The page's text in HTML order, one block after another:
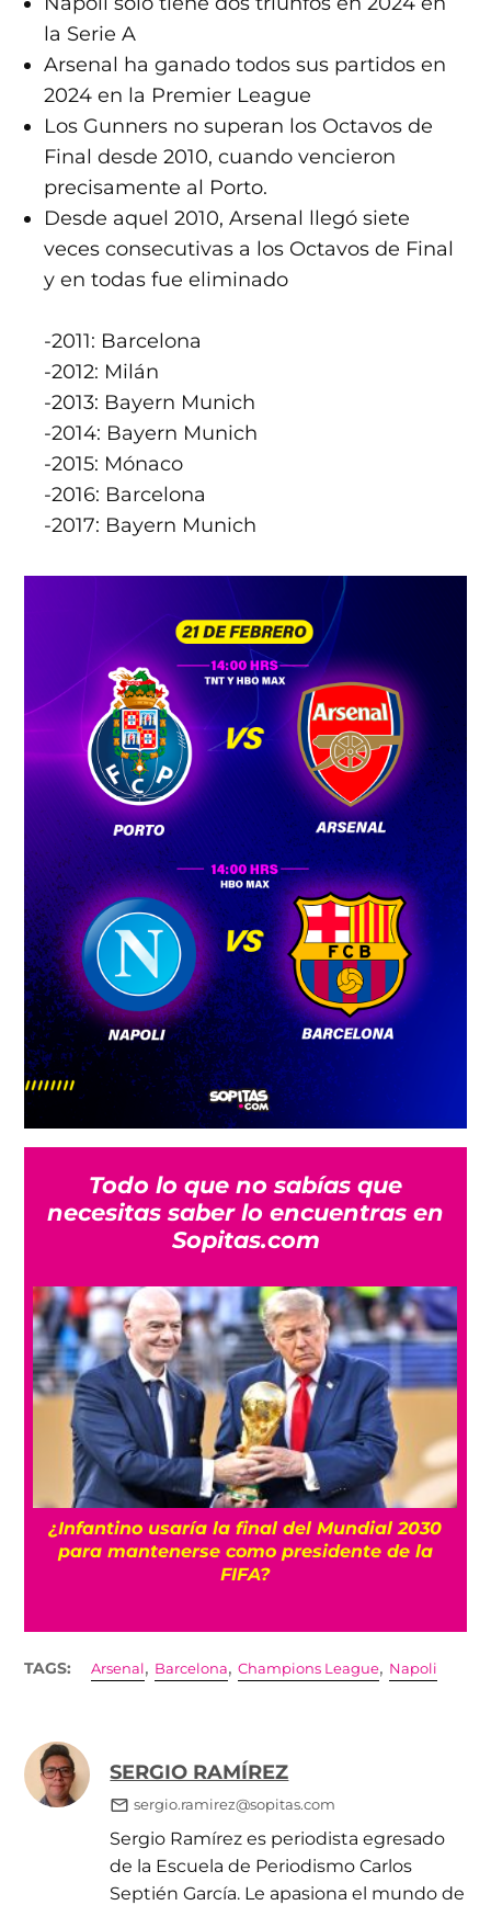
la Serie A
Arsenal ha ganado todos sus partidos en
2024 en la Premier League
Los Gunners no superan los Octavos de
Final desde 2010, cuando vencieron
precisamente al Porto.
Desde aquel 2010, Arsenal llegó siete
veces consecutivas a los Octavos de Final
y en todas fue eliminado
-2011: Barcelona
-2012: Milán
-2013: Bayern Munich
-2014: Bayern Munich
-2015: Mónaco
-2016: Barcelona
-2017: Bayern Munich
Todo lo que no sabías que
necesitas saber lo encuentras en
Sopitas.com
Resultados y dónde ver a Romina Hinojosa
en el Tour de Francia Femenil
TAGS: Arsenal , Barcelona,Champions League, Napoli
SERGIO RAMÍREZ
sergio.ramirez@sopitas.com
Sergio Ramírez es periodista egresado
de la Escuela de Periodismo Carlos
Septién García. Le apasiona el mundo de